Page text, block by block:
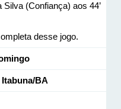
Silva (Confiança) aos 44’
desse jogo.
Itabuna/BA